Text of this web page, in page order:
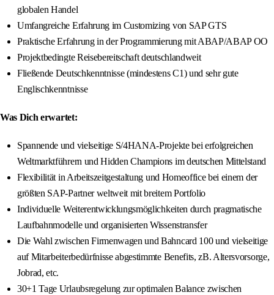
globalen Handel
Umfangreiche Erfahrung im Customizing von SAP GTS
Praktische Erfahrung in der Programmierung mit ABAP/ABAP OO
Projektbedingte Reisebereitschaft deutschlandweit
Fließende Deutschkenntnisse (mindestens C1) und sehr gute
Englischkenntnisse
Was Dich erwartet:
Spannende und vielseitige S/4HANA-Projekte bei erfolgreichen
Weltmarktführern und Hidden Champions im deutschen Mittelstand
Flexibilität in Arbeitszeitgestaltung und Homeoffice bei einem der
größten SAP-Partner weltweit mit breitem Portfolio
Individuelle Weiterentwicklungsmöglichkeiten durch pragmatische
Laufbahnmodelle und organisierten Wissenstransfer
Die Wahl zwischen Firmenwagen und Bahncard 100 und vielseitige
auf Mitarbeiterbedürfnisse abgestimmte Benefits, zB. Altersvorsorge,
Jobrad, etc.
30+1 Tage Urlaubsregelung zur optimalen Balance zwischen